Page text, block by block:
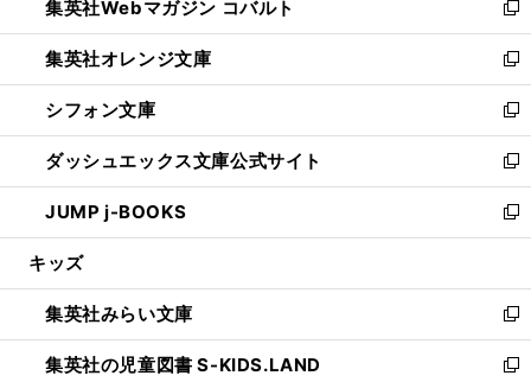
く
で
開
く
ド
ウ
で
開
く
ィ
ン
ド
ウ
で
開
く
集英社Webマガジン コバルト
新
し
い
ウ
ィ
ン
ド
ウ
で
開
集英社オレンジ文庫
新
し
い
ウ
ィ
ン
ド
ウ
開
く
シフォン文庫
新
し
い
ウ
ィ
ン
ウ
で
開
く
ダッシュエックス文庫公式サイト
新
し
い
ウ
ン
ド
ウ
で
JUMP j-BOOKS
新
し
ウ
ィ
ン
ド
キッズ
集英社みらい文庫
新
し
い
集英社の児童図書 S-KIDS.LAND
新